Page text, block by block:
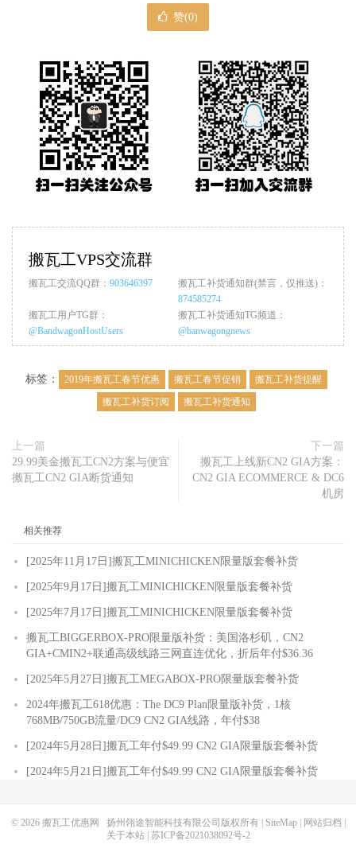
赞(0)
搬瓦工VPS交流群
搬瓦工交流QQ群： 903646397
搬瓦工补货通知群(禁言，仅推送)：
874585274
搬瓦工用户TG群：
@BandwagonHostUsers
搬瓦工补货通知TG频道：
@banwagongnews
标签： 2019年搬瓦工春节优惠 搬瓦工春节促销
搬瓦工补货提醒
搬瓦工补货订阅
搬瓦工补货通知
上一篇
29.99美金搬瓦工CN2方案与便宜
搬瓦工CN2 GIA断货通知
下一篇
搬瓦工上线新CN2 GIA方案：
CN2 GIA ECOMMERCE & DC6
机房
相关推荐
[2025年11月17日]搬瓦工MINICHICKEN限量版套餐补货
[2025年9月17日]搬瓦工MINICHICKEN限量版套餐补货
[2025年7月17日]搬瓦工MINICHICKEN限量版套餐补货
搬瓦工BIGGERBOX-PRO限量版补货：美国洛杉矶，CN2
GIA+CMIN2+联通高级线路三网直连优化，折后年付$36.36
[2025年5月27日]搬瓦工MEGABOX-PRO限量版套餐补货
2024年搬瓦工618优惠：The DC9 Plan限量版补货，1核
768MB/750GB流量/DC9 CN2 GIA线路，年付$38
[2024年5月28日]搬瓦工年付$49.99 CN2 GIA限量版套餐补货
[2024年5月21日]搬瓦工年付$49.99 CN2 GIA限量版套餐补货
© 2026 搬瓦工优惠网 扬州翎途智能科技有限公司版权所有 | SiteMap| 网站归档
关于本站| 苏ICP备2021038092号-2